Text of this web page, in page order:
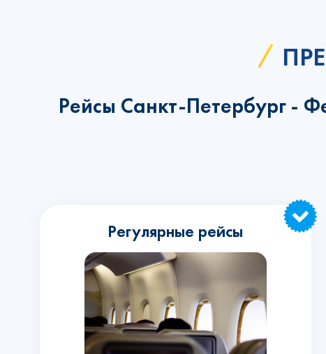
Рейсы Санкт-Петербург -
Регулярные рейсы